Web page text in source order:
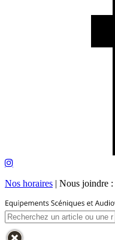
Nos horaires | Nous joindre :